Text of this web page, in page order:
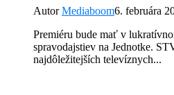
AutorMediaboom6. februára
Premiéru bude mať v
spravodajstiev na Jednotke.
najdôležitejších televíznych...